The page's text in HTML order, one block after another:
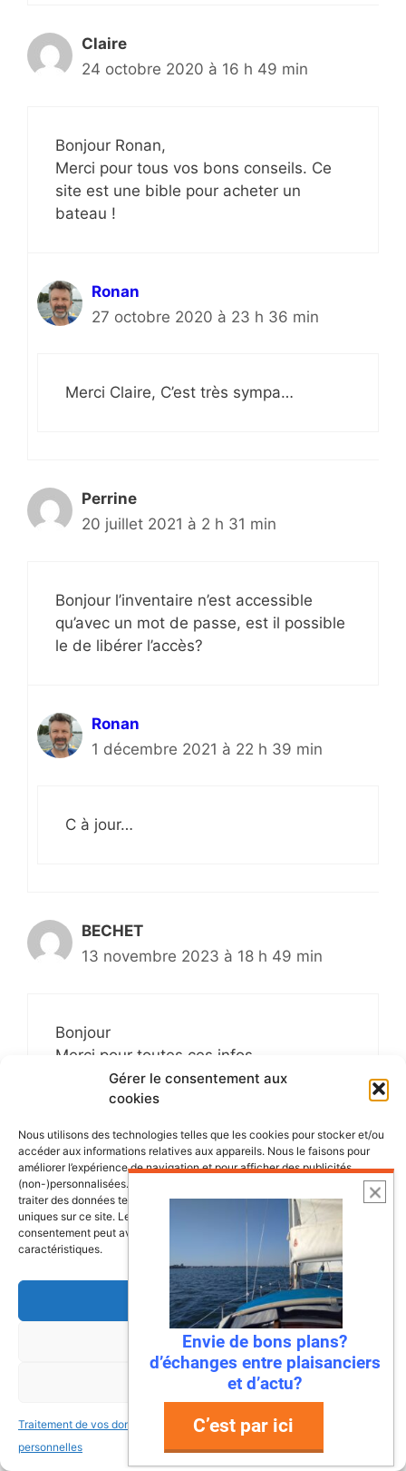
Gérer le consentement aux
cookies
Nous utilisons des technologies telles que les cookies pour stocker et/ou
accéder aux informations relatives aux appareils. Nous le faisons pour
améliorer l’expérience de navigation et pour afficher des publicités
(non-)personnalisées. Consentir à ces technologies nous autorisera à
traiter des données telles que le comportement de navigation ou les ID
uniques sur ce site. Le fait de ne pas consentir ou de retirer son
consentement peut avoir un effet négatif sur certaines fonctonnalités et
caractéristiques.
Accepter
Refuser
Voir les préférences
Traitement de vos données
personnelles
Traitement de vos données
personnelles
Claire
24 octobre 2020 à 16 h 49 min
Bonjour Ronan,
Merci pour tous vos bons conseils. Ce
site est une bible pour acheter un
bateau !
Ronan
27 octobre 2020 à 23 h 36 min
Merci Claire, C’est très sympa…
Perrine
20 juillet 2021 à 2 h 31 min
Bonjour l’inventaire n’est accessible
qu’avec un mot de passe, est il possible
le de libérer l’accès?
Ronan
1 décembre 2021 à 22 h 39 min
C à jour…
BECHET
13 novembre 2023 à 18 h 49 min
Bonjour
Merci pour toutes ces infos.
Que penses tu de la marque antila?
Comparaison entre le maxus 24 et antila
Merci si tu as les infos.
Bonne continuation
Ronan
17 novembre 2023 à 19 h 11 min
Bonjour, j’ai bien connu ces deux
voiliers. Deux très bons bateaux, et
surtout bien construits. L’accastillage
sera peut être à revoir. Le Maxus a
l’avantage d’avoir été plus ditrsibué et
d’être transportable. L’Antila d’être
Envie de bons plans?
d’échanges entre plaisanciers
et d’actu?
C’est par ici